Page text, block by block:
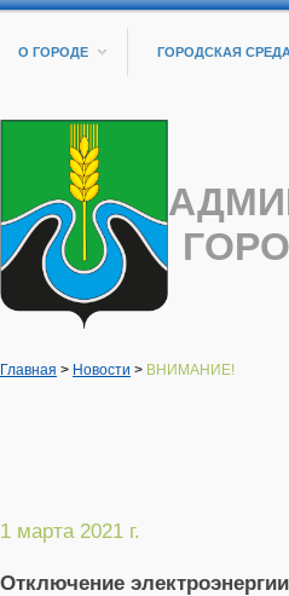
О ГОРОДЕ ГОРОДСКАЯ
Главная > Новости > ВНИМАНИЕ!
1 марта 2021 г.
Отключение